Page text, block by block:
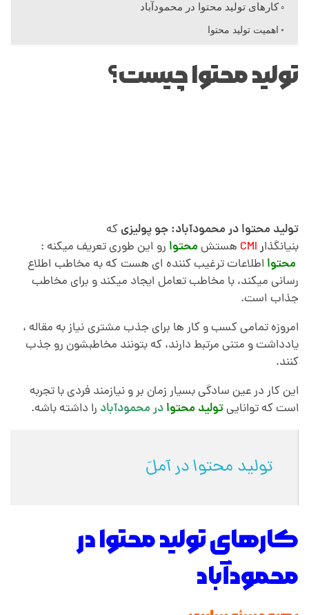
د
م
و
ا
د
ر
م
ح
و
د
آ
کارهای تولید محتوا در محمودآباد
اهمیت تولید محتوا
تولید محتوا چیست؟
تولید محتوا در محمودآباد: جو پولیزیکه
بنیانگذارCMI هستش محتوا رو این طوری تعریف میکنه :
محتوا اطلاعات ترغیب کننده ای هست که به مخاطب اطلاع
رسانی میکند، با مخاطب تعامل ایجاد میکند و برای مخاطب
جذاب است.
امروزه تمامی کسب و کار ها برای جذب مشترینیاز به مقاله ،
یادداشت و متنی مرتبط دارند، که بتونند مخاطبشون رو جذب
کنند.
این کار در عین سادگی بسیار زمان بر و نیازمند فردی با تجربه
است که تواناییتولید محتوادر محمودآباد را داشته باشه.
تولید محتوا در آملَ
کارهای تولید محتوا در
محمودآباد